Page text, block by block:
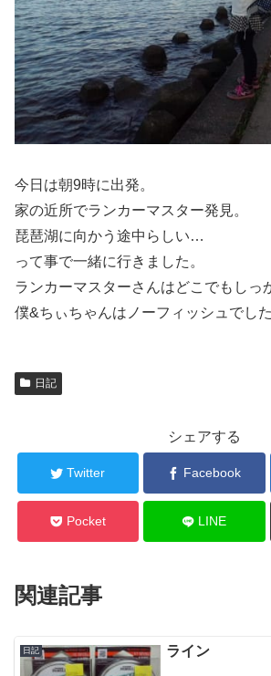
今日は朝9時に出発。
家の近所でランカーマスター発見。
琵琶湖に向かう途中らしい…
って事で一緒に行きました。
ランカーマスターさんはどこでもしっ
僕&ちぃちゃんはノーフィッシュでした
日記
シェアする
Twitter Facebook
Pocket LINE
関連記事
日記 ライン